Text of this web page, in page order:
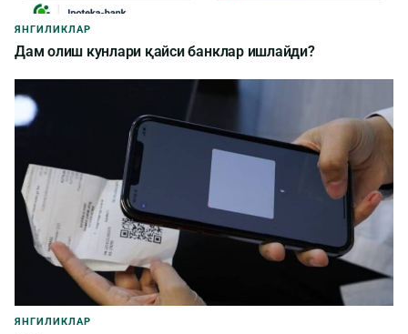
ЯНГИЛИКЛАР
Дам олиш кунлари қайси банклар ишлайди?
ЯНГИЛИКЛАР